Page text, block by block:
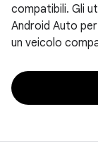
compatibili. Gli
Android Auto
un veicolo